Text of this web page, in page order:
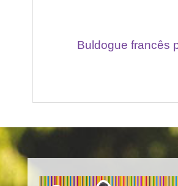
Buldogue francês